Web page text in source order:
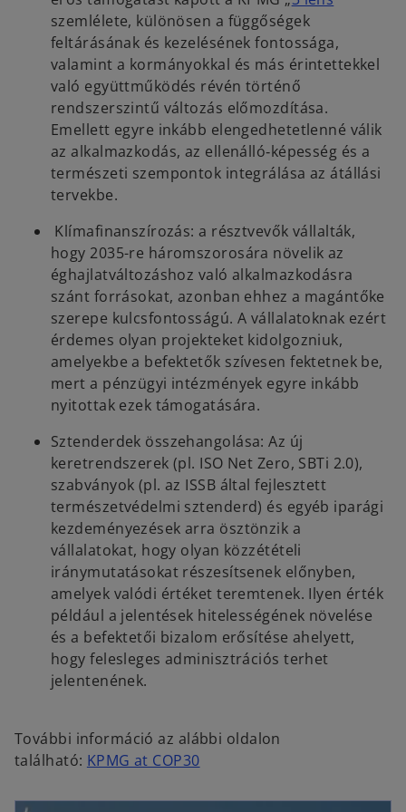
e
n
n
a
n
t
a
b
szemlélete, különösen a függőségek
feltárásának és kezelésének fontossága,
valamint a kormányokkal és más érintettekkel
való együttműködés révén történő
rendszerszintű változás előmozdítása.
Emellett egyre inkább elengedhetetlenné válik
az alkalmazkodás, az ellenálló‑képesség és a
természeti szempontok integrálása az átállási
tervekbe.
Klímafinanszírozás: a résztvevők vállalták,
hogy 2035-re háromszorosára növelik az
éghajlatváltozáshoz való alkalmazkodásra
szánt forrásokat, azonban ehhez a magántőke
szerepe kulcsfontosságú. A vállalatoknak ezért
érdemes olyan projekteket kidolgozniuk,
amelyekbe a befektetők szívesen fektetnek be,
mert a pénzügyi intézmények egyre inkább
nyitottak ezek támogatására.
Sztenderdek összehangolása: Az új
keretrendszerek (pl. ISO Net Zero, SBTi 2.0),
szabványok (pl. az ISSB által fejlesztett
természetvédelmi sztenderd) és egyéb iparági
kezdeményezések arra ösztönzik a
vállalatokat, hogy olyan közzétételi
iránymutatásokat részesítsenek előnyben,
amelyek valódi értéket teremtenek. Ilyen érték
például a jelentések hitelességének növelése
és a befektetői bizalom erősítése ahelyett,
hogy felesleges adminisztrációs terhet
jelentenének.
További információ az alábbi oldalon
található: KPMG at COP30o
e